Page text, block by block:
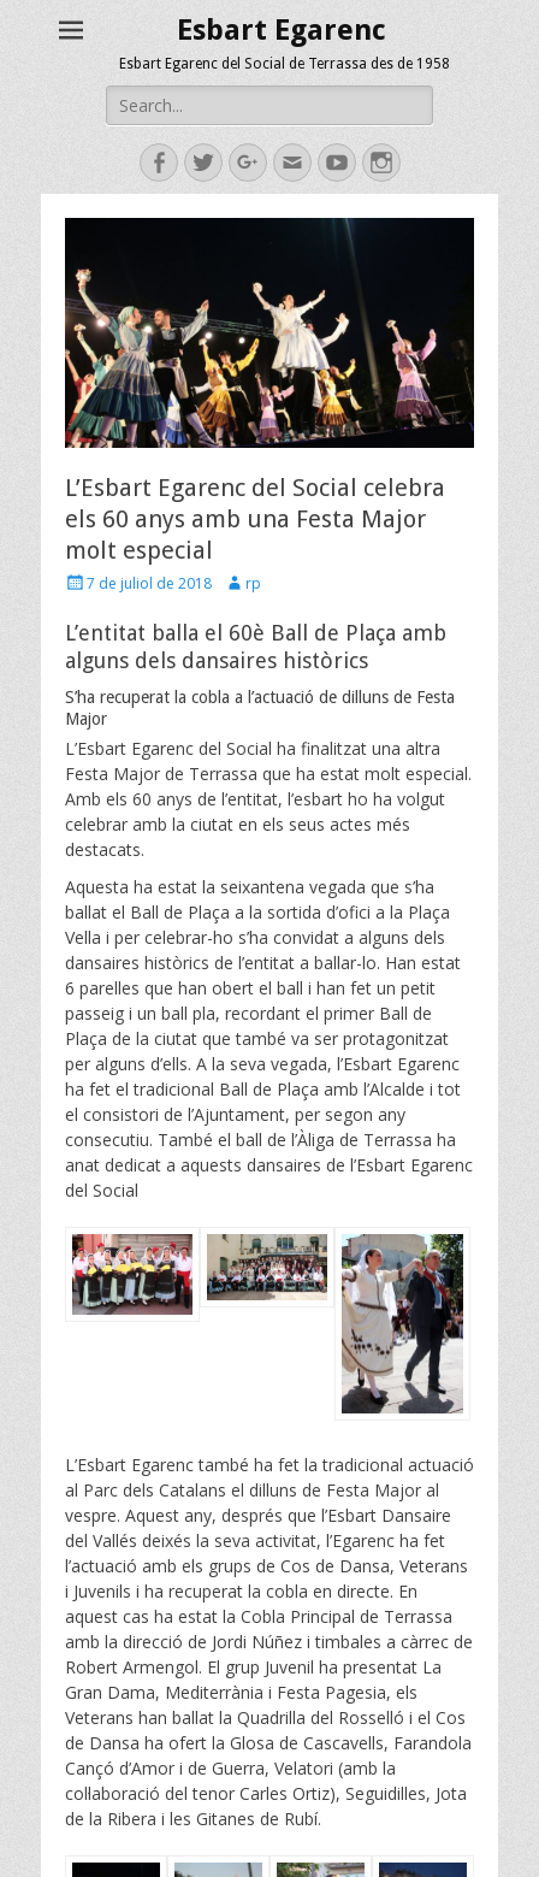
Esbart Egarenc
Esbart Egarenc del Social de Terrassa des de 1958
Search
for:
Facebook
TwitterGoogleplus
EmailYouTubeInstagram
L’Esbart Egarenc del Social celebra
els 60 anys amb una Festa Major
molt especial
Posted
7 de juliol de 2018 Author
rp
L’entitat balla el 60è Ball de Plaça amb
alguns dels dansaires històrics
S’ha recuperat la cobla a l’actuació de dilluns de Festa
Major
L’Esbart Egarenc del Social ha finalitzat una altra
Festa Major de Terrassa que ha estat molt especial.
Amb els 60 anys de l’entitat, l’esbart ho ha volgut
celebrar amb la ciutat en els seus actes més
destacats.
Aquesta ha estat la seixantena vegada que s’ha
ballat el Ball de Plaça a la sortida d’ofici a la Plaça
Vella i per celebrar-ho s’ha convidat a alguns dels
dansaires històrics de l’entitat a ballar-lo. Han estat
6 parelles que han obert el ball i han fet un petit
passeig i un ball pla, recordant el primer Ball de
Plaça de la ciutat que també va ser protagonitzat
per alguns d’ells. A la seva vegada, l’Esbart Egarenc
ha fet el tradicional Ball de Plaça amb l’Alcalde i tot
el consistori de l’Ajuntament, per segon any
consecutiu. També el ball de l’Àliga de Terrassa ha
anat dedicat a aquests dansaires de l’Esbart Egarenc
del Social
L’Esbart Egarenc també ha fet la tradicional actuació
al Parc dels Catalans el dilluns de Festa Major al
vespre. Aquest any, després que l’Esbart Dansaire
del Vallés deixés la seva activitat, l’Egarenc ha fet
l’actuació amb els grups de Cos de Dansa, Veterans
i Juvenils i ha recuperat la cobla en directe. En
aquest cas ha estat la Cobla Principal de Terrassa
amb la direcció de Jordi Núñez i timbales a càrrec de
Robert Armengol. El grup Juvenil ha presentat La
Gran Dama, Mediterrània i Festa Pagesia, els
Veterans han ballat la Quadrilla del Rosselló i el Cos
de Dansa ha ofert la Glosa de Cascavells, Farandola
Cançó d’Amor i de Guerra, Velatori (amb la
col·laboració del tenor Carles Ortiz), Seguidilles, Jota
de la Ribera i les Gitanes de Rubí.